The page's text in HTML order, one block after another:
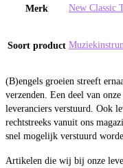
Merk New Classic
Soort product
(B)engels groeien streeft
verzenden. Een deel van
leveranciers verstuurd. Ook
rechtstreeks vanuit ons
snel mogelijk verstuurd
Artikelen die wij bij onze